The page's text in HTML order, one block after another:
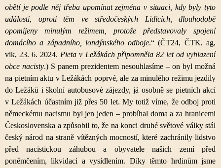
obětí je podle něj třeba upomínat zejména v situaci, kdy byly tyto
události, oproti těm ve středočeských Lidicích, dlouhodobě
opomíjeny minulým režimem, protože představovaly spojení
domácího a západního, londýnského odboje.“ (ČT24, ČTK, ag,
vik, 23. 6. 2024. Pieta v Ležákách připomněla 82 let od vyhlazení
obce nacisty.) S panem prezidentem nesouhlasíme – on byl možná
na pietním aktu v Ležákách poprvé, ale za minulého režimu jezdily
do Ležáků i školní autobusové zájezdy, já osobně se pietních akcí
v Ležákách účastním již přes 50 let. My totiž víme, že odboj proti
německému nacismu byl jen jeden – probíhal doma a za hranicemi
Československa a způsobil to, že na konci druhé světové války stál
český národ na straně vítězných mocností, které zachránily lidstvo
před nacistickou záhubou a obyvatele našich zemí před
poněmčením, likvidací a vysídlením. Díky těmto hrdinům jsme